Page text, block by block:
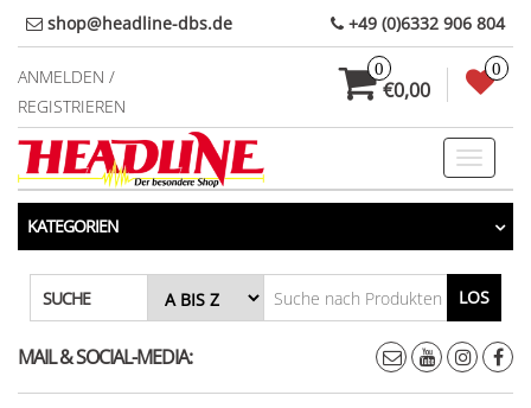
Direkt
zum
Inhalt
shop@headline-dbs.de +49 (0)6332 906 804
ANMELDEN /
REGISTRIEREN
0
€0,00
0
Toggle
KATEGORIEN
SUCHE LOS
MAIL & SOCIAL-MEDIA: